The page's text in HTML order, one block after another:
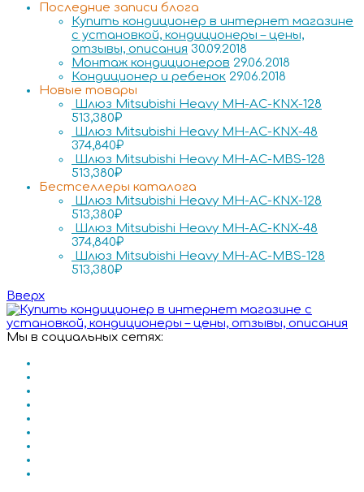
Последние записи блога
Купить кондиционер в интернет магазине
с установкой, кондиционеры – цены,
отзывы, описания 30.09.2018
Монтаж кондиционеров 29.06.2018
Кондиционер и ребенок 29.06.2018
Новые товары
Шлюз Mitsubishi Heavy MH-AC-KNX-128
513,380₽
Шлюз Mitsubishi Heavy MH-AC-KNX-48
374,840₽
Шлюз Mitsubishi Heavy MH-AC-MBS-128
513,380₽
Бестселлеры каталога
Шлюз Mitsubishi Heavy MH-AC-KNX-128
513,380₽
Шлюз Mitsubishi Heavy MH-AC-KNX-48
374,840₽
Шлюз Mitsubishi Heavy MH-AC-MBS-128
513,380₽
Вверх
Мы в социальных сетях: